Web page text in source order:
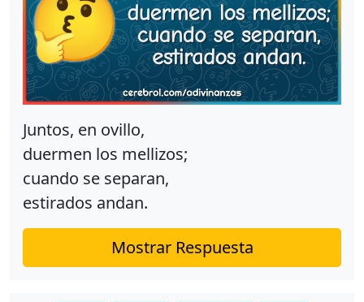
Juntos, en ovillo,
duermen los mellizos;
cuando se separan,
estirados andan.
Mostrar Respuesta